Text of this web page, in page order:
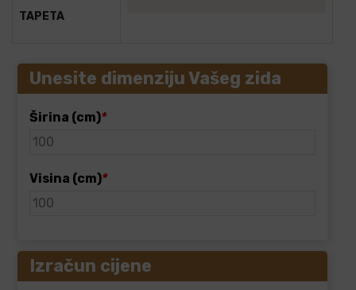
TAPETA
Unesite dimenziju Vašeg zida
Širina (cm)*
Visina (cm)*
Izračun cijene